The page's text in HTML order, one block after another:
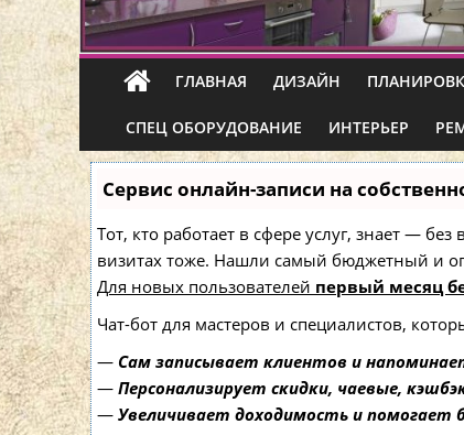
ГЛАВНАЯ ДИЗАЙН
СПЕЦ ОБОРУДОВАНИЕ ИНТЕРЬЕР
Сервис онлайн-записи на
Тот, кто работает в сфере услуг, знает —
визитах тоже. Нашли самый бюджетный и
Для новых пользователей первый месяц
Чат-бот для мастеров и специалистов,
— Сам записывает клиентов и
— Персонализирует скидки, чаевые,
— Увеличивает доходимость и